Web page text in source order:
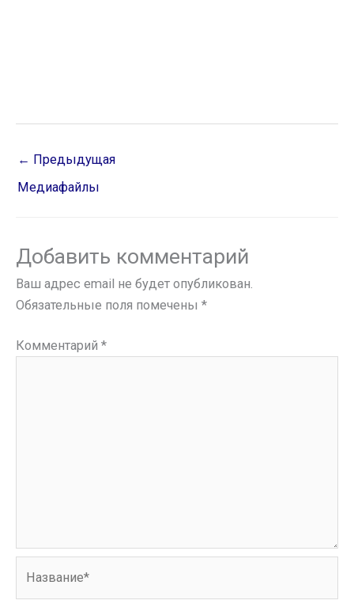
← Предыдущая
Медиафайлы
Добавить комментарий
Ваш адрес email не будет опубликован.
Обязательные поля помечены *
Комментарий *